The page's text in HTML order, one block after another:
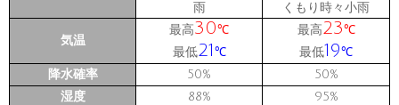
雨 くもり時々小雨
気温
最高30℃
最低21 ℃
最高23℃
最低19℃
降水確率 50% 50%
湿度 88% 95%